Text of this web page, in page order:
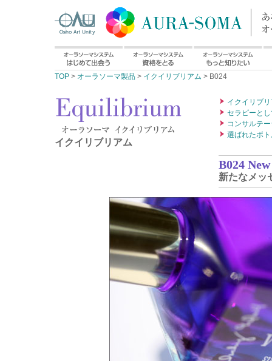
TOP > オーラソーマ製品 > イクイリブリアム > B024
イクイリブリアム
イクイリブ
セラピーと
コンサルテ
選ばれたボ
B024
新たなメッ